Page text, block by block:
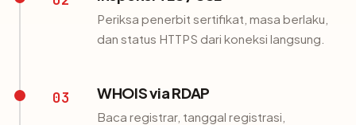
Periksa penerbit sertifikat, masa berlaku,
dan status HTTPS dari koneksi langsung.
03 WHOIS via RDAP
Baca registrar, tanggal registrasi,